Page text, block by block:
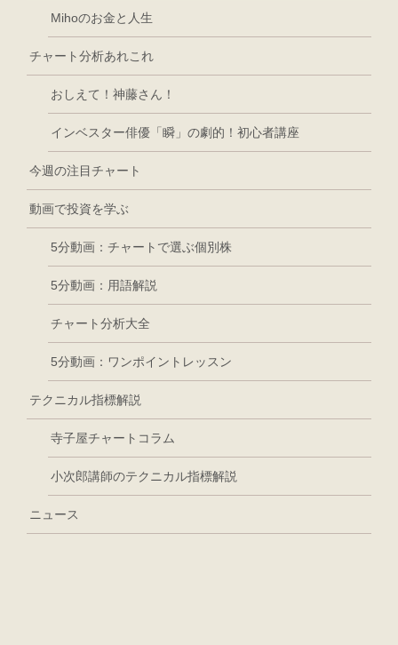
Mihoのお金と人生
チャート分析あれこれ
おしえて！神藤さん！
インベスター俳優「瞬」の劇的！初心者講座
今週の注目チャート
動画で投資を学ぶ
5分動画：チャートで選ぶ個別株
5分動画：用語解説
チャート分析大全
5分動画：ワンポイントレッスン
テクニカル指標解説
寺子屋チャートコラム
小次郎講師のテクニカル指標解説
ニュース